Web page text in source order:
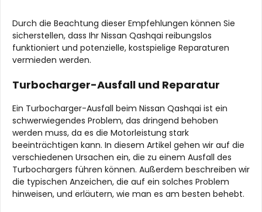
Durch die Beachtung dieser Empfehlungen können Sie
sicherstellen, dass Ihr Nissan Qashqai reibungslos
funktioniert und potenzielle, kostspielige Reparaturen
vermieden werden.
Turbocharger-Ausfall und Reparatur
Ein Turbocharger-Ausfall beim Nissan Qashqai ist ein
schwerwiegendes Problem, das dringend behoben
werden muss, da es die Motorleistung stark
beeinträchtigen kann. In diesem Artikel gehen wir auf die
verschiedenen Ursachen ein, die zu einem Ausfall des
Turbochargers führen können. Außerdem beschreiben wir
die typischen Anzeichen, die auf ein solches Problem
hinweisen, und erläutern, wie man es am besten behebt.